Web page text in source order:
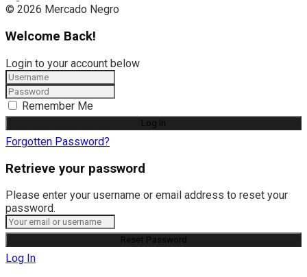
© 2026 Mercado Negro
Welcome Back!
Login to your account below
Remember Me
Forgotten Password?
Retrieve your password
Please enter your username or email address to reset your
password.
Log In